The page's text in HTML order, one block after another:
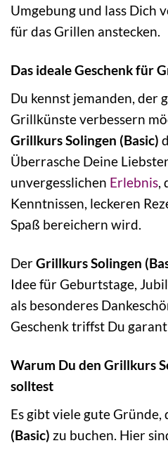
Umgebung und lass Dich
für das Grillen anstecken.
Das ideale Geschenk für
Du kennst jemanden, der
Grillkünste verbessern
Grillkurs Solingen (Basic)
Überrasche Deine
unvergesslichen Erlebnis,
Kenntnissen, leckeren
Spaß bereichern wird.
DerGrillkurs Solingen
Idee für Geburtstage,
als besonderes
Geschenk triffst Du
Warum Du den Grillkurs
solltest
Es gibt viele gute Gründe,
(Basic) zu buchen. Hier